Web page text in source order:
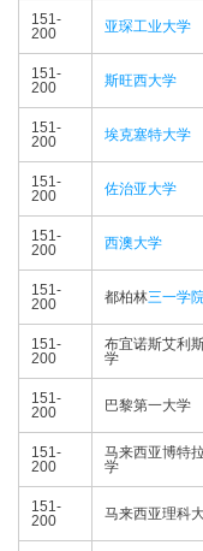
151-
200
亚琛工业大学
151-
200
斯旺西大学
151-
200
埃克塞特大学
151-
200
佐治亚大学
151-
200
西澳大学
151-
200
都柏林三一学
151-
200
布宜诺斯艾利
学
151-
200
巴黎第一大学
151-
200
马来西亚博特
学
151-
200
马来西亚理科